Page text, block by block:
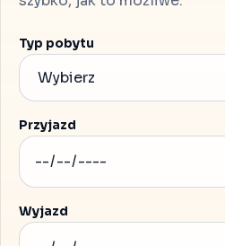
Typ pobytu
Przyjazd
Wyjazd